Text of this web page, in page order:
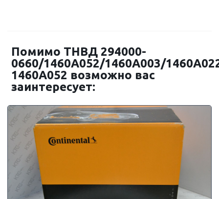
Помимо ТНВД 294000-
0660/1460A052/1460A003/
1460A052 возможно вас
заинтересует: